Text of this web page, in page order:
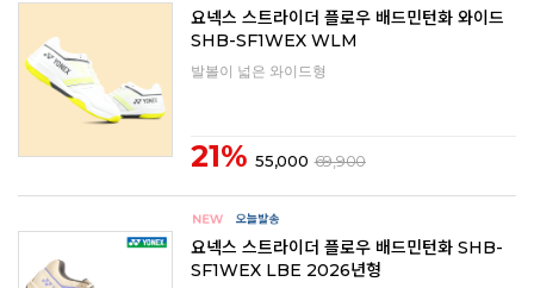
요넥스 스트라이더 플로우 배드민턴화 와이드
SHB-SF1WEX WLM
발볼이 넓은 와이드형
21% 55,000 69,900
요넥스 스트라이더 플로우 배드민턴화 SHB-
SF1WEX LBE 2026년형